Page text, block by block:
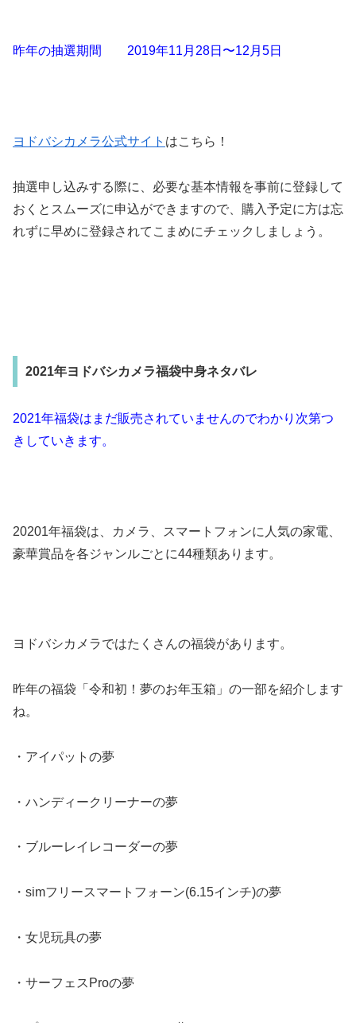
昨年の抽選期間 2019年11月28日〜12月5日
ヨドバシカメラ公式サイト はこちら！
抽選申し込みする際に、必要な基本情報を事前に登録して
おくとスムーズに申込ができますので、購入予定に方は忘
れずに早めに登録されてこまめにチェックしましょう。
2021年ヨドバシカメラ福袋中身ネタバレ
2021年福袋はまだ販売されていませんのでわかり次第つ
きしていきます。
20201年福袋は、カメラ、スマートフォンに人気の家電、
豪華賞品を各ジャンルごとに44種類あります。
ヨドバシカメラではたくさんの福袋があります。
昨年の福袋「令和初！夢のお年玉箱」の一部を紹介します
ね。
・アイパットの夢
・ハンディークリーナーの夢
・ブルーレイレコーダーの夢
・simフリースマートフォーン(6.15インチ)の夢
・女児玩具の夢
・サーフェスProの夢